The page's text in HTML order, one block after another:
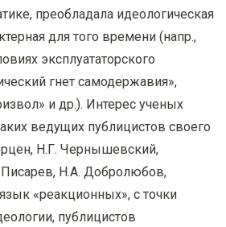
преобладала идеологическая
для того времени (напр.,
эксплуататорского
гнет самодержавия»,
и др.). Интерес ученых
ведущих публицистов своего
Н.Г. Чернышевский,
Н.А. Добролюбов,
«реакционных», с точки
публицистов